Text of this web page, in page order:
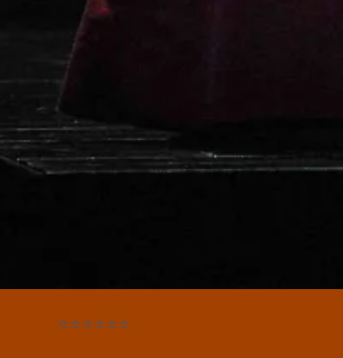
⭐⭐⭐⭐⭐⭐